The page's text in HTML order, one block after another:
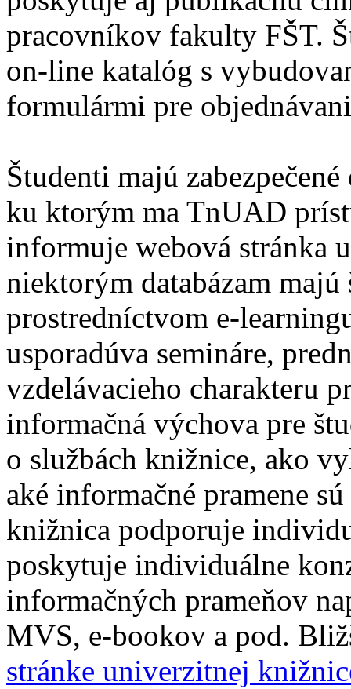
pracovníkov fakulty FŠT.
on-line katalóg s
formulármi pre
Študenti majú
ku ktorým ma TnUAD
informuje webová stránka
niektorým databázam
prostredníctvom e-
usporadúva semináre,
vzdelávacieho charakteru
informačná výchova pre
o službách knižnice, ako
aké informačné pramene
knižnica podporuje
poskytuje individuálne
informačných prameňov
MVS, e-bookov a pod.
stránke univerzitnej